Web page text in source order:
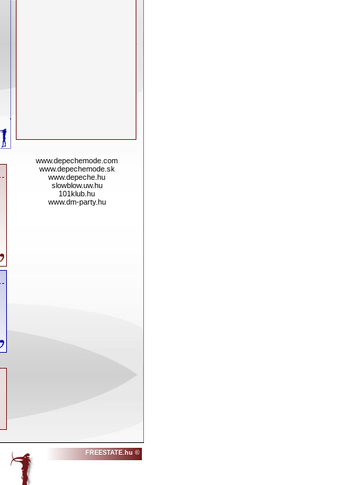
www.depechemode.com
www.depechemode.sk
www.depeche.hu
slowblow.uw.hu
101klub.hu
www.dm-party.hu
FREESTATE.hu ©